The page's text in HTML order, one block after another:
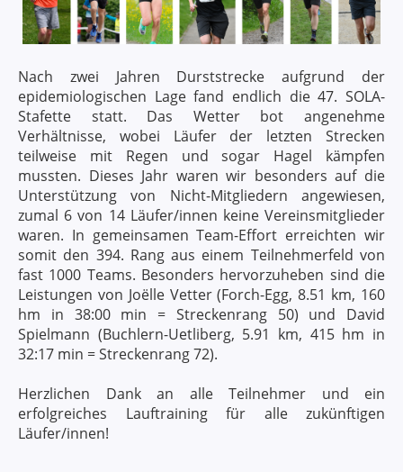
Nach zwei Jahren Durststrecke aufgrund der
epidemiologischen Lage fand endlich die 47. SOLA-
Stafette statt. Das Wetter bot angenehme
Verhältnisse, wobei Läufer der letzten Strecken
teilweise mit Regen und sogar Hagel kämpfen
mussten. Dieses Jahr waren wir besonders auf die
Unterstützung von Nicht-Mitgliedern angewiesen,
zumal 6 von 14 Läufer/innen keine Vereinsmitglieder
waren. In gemeinsamen Team-Effort erreichten wir
somit den 394. Rang aus einem Teilnehmerfeld von
fast 1000 Teams. Besonders hervorzuheben sind die
Leistungen von Joëlle Vetter (Forch-Egg, 8.51 km, 160
hm in 38:00 min = Streckenrang 50) und David
Spielmann (Buchlern-Uetliberg, 5.91 km, 415 hm in
32:17 min = Streckenrang 72).
Herzlichen Dank an alle Teilnehmer und ein
erfolgreiches Lauftraining für alle zukünftigen
Läufer/innen!